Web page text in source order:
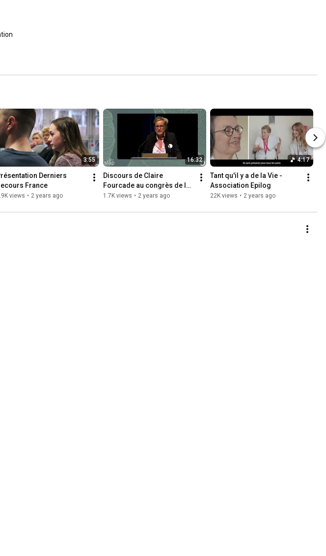
3:55
Derniers
France
views • 2 years ago
16:32
Discours de Claire
Fourcade au congrès de la
SFAP de Poitiers, 13 juin
1.7K views • 2 years ago
4:17
Tant qu'il y a de la Vie -
Association Epilog
22K views • 2 years ago